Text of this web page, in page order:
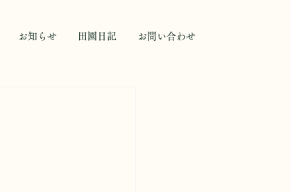
お知らせ 田園日記 お問い合わせ